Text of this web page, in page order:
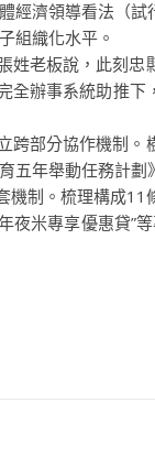
濟領導看法（
組織化水平。
老板說，此刻忠
辦事系統助推
部分協作機制。
年舉動任務計劃
機制。梳理構成
夜米專享優惠貸”